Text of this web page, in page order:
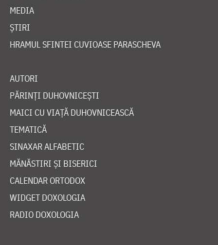
MEDIA
ȘTIRI
HRAMUL SFINTEI CUVIOASE PARASCHEVA
AUTORI
PĂRINȚI DUHOVNICEȘTI
MAICI CU VIAȚĂ DUHOVNICEASCĂ
TEMATICĂ
SINAXAR ALFABETIC
MĂNĂSTIRI ȘI BISERICI
CALENDAR ORTODOX
WIDGET DOXOLOGIA
RADIO DOXOLOGIA